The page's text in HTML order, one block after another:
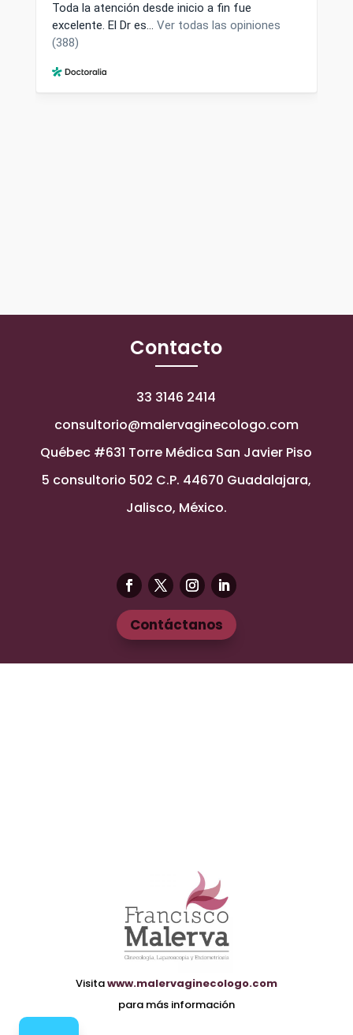
Contacto
33 3146 2414
consultorio@malervaginecologo.com
Québec #631 Torre Médica San Javier Piso
5 consultorio 502 C.P. 44670 Guadalajara,
Jalisco, México.
Contáctanos
Visitawww.malervaginecologo.com
para más información